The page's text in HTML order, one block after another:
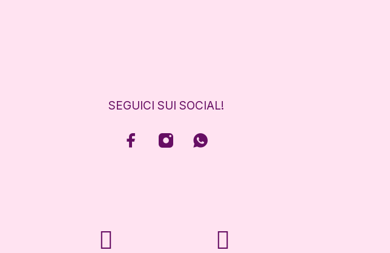
SEGUICI SUI SOCIAL!